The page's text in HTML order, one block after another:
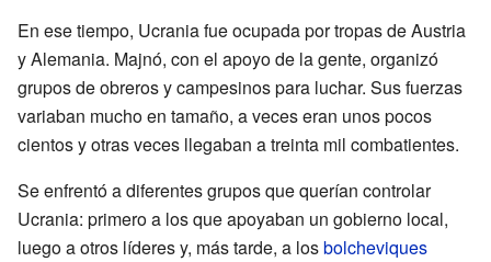
En ese tiempo, Ucrania fue ocupada por tropas de Austria
y Alemania. Majnó, con el apoyo de la gente, organizó
grupos de obreros y campesinos para luchar. Sus fuerzas
variaban mucho en tamaño, a veces eran unos pocos
cientos y otras veces llegaban a treinta mil combatientes.
Se enfrentó a diferentes grupos que querían controlar
Ucrania: primero a los que apoyaban un gobierno local,
luego a otros líderes y, más tarde, a losbolcheviques